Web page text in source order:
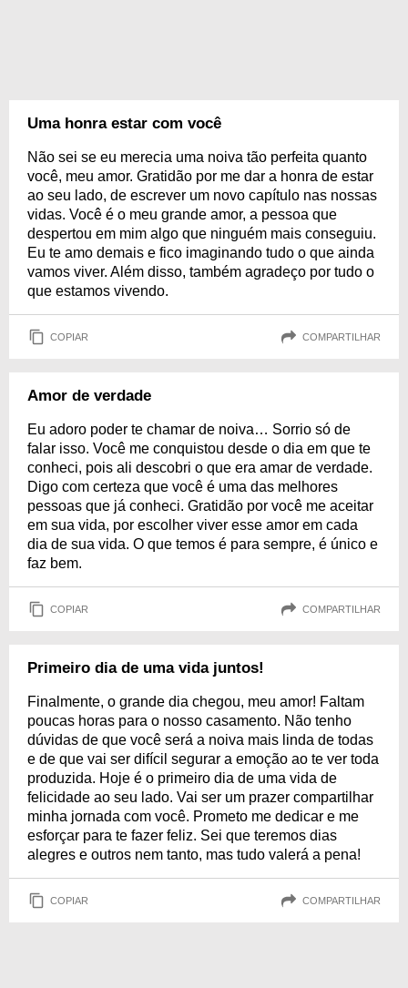
Uma honra estar com você
Não sei se eu merecia uma noiva tão perfeita quanto
você, meu amor. Gratidão por me dar a honra de estar
ao seu lado, de escrever um novo capítulo nas nossas
vidas. Você é o meu grande amor, a pessoa que
despertou em mim algo que ninguém mais conseguiu.
Eu te amo demais e fico imaginando tudo o que ainda
vamos viver. Além disso, também agradeço por tudo o
que estamos vivendo.
COPIAR COMPARTILHAR
Amor de verdade
Eu adoro poder te chamar de noiva… Sorrio só de
falar isso. Você me conquistou desde o dia em que te
conheci, pois ali descobri o que era amar de verdade.
Digo com certeza que você é uma das melhores
pessoas que já conheci. Gratidão por você me aceitar
em sua vida, por escolher viver esse amor em cada
dia de sua vida. O que temos é para sempre, é único e
faz bem.
COPIAR COMPARTILHAR
Primeiro dia de uma vida juntos!
Finalmente, o grande dia chegou, meu amor! Faltam
poucas horas para o nosso casamento. Não tenho
dúvidas de que você será a noiva mais linda de todas
e de que vai ser difícil segurar a emoção ao te ver toda
produzida. Hoje é o primeiro dia de uma vida de
felicidade ao seu lado. Vai ser um prazer compartilhar
minha jornada com você. Prometo me dedicar e me
esforçar para te fazer feliz. Sei que teremos dias
alegres e outros nem tanto, mas tudo valerá a pena!
COPIAR COMPARTILHAR